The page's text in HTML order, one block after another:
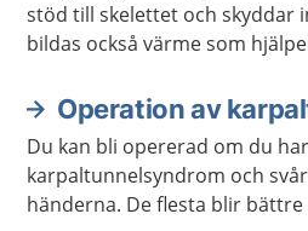
stöd till skelettet och skyddar
bildas också värme som
Operation av
Du kan bli opererad om du
karpaltunnelsyndrom och
händerna. De flesta blir